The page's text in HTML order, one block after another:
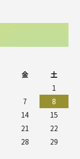
金
土
1
7
8
14
15
21
22
28
29